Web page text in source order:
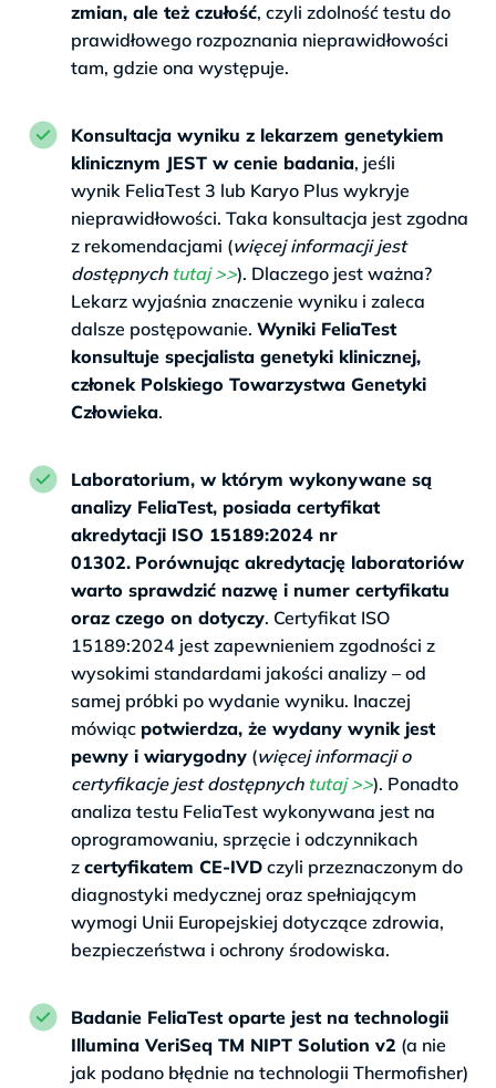
zmian, ale też czułość, czyli zdolność testu do
prawidłowego rozpoznania nieprawidłowości
tam, gdzie ona występuje.
Konsultacja wyniku z lekarzem genetykiem
klinicznym JEST w cenie badania, jeśli
wynik FeliaTest 3 lub Karyo Plus wykryje
nieprawidłowości. Taka konsultacja jest zgodna
z rekomendacjami (więcej informacji jest
dostępnych tutaj >>). Dlaczego jest ważna?
Lekarz wyjaśnia znaczenie wyniku i zaleca
dalsze postępowanie. Wyniki FeliaTest
konsultuje specjalista genetyki klinicznej,
członek Polskiego Towarzystwa Genetyki
Człowieka.
Laboratorium, w którym wykonywane są
analizy FeliaTest, posiada certyfikat
akredytacji ISO 15189:2024 nr
01302. Porównując akredytację laboratoriów
warto sprawdzić nazwę i numer certyfikatu
oraz czego on dotyczy. Certyfikat ISO
15189:2024 jest zapewnieniem zgodności z
wysokimi standardami jakości analizy – od
samej próbki po wydanie wyniku. Inaczej
mówiąc potwierdza, że wydany wynik jest
pewny i wiarygodny (więcej informacji o
certyfikacje jest dostępnych tutaj >>). Ponadto
analiza testu FeliaTest wykonywana jest na
oprogramowaniu, sprzęcie i odczynnikach
z certyfikatem CE-IVD czyli przeznaczonym do
diagnostyki medycznej oraz spełniającym
wymogi Unii Europejskiej dotyczące zdrowia,
bezpieczeństwa i ochrony środowiska.
Badanie FeliaTest oparte jest na technologii
Illumina VeriSeq TM NIPT Solution v2 (a nie
jak podano błędnie na technologii Thermofisher)